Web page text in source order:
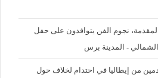
نجوم الفن يتوافدون على حفل
- المدينة برس
من إيطاليا في احتدام لخلاف حول